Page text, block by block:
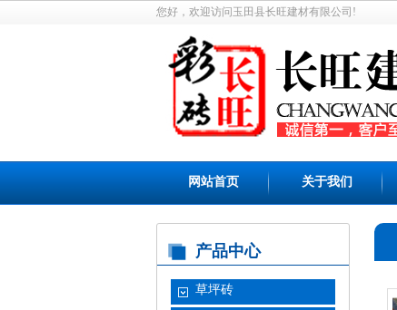
您好，欢迎访问玉田县长旺建材有限公司!
网站首页 关于我们
产品中心
草坪砖